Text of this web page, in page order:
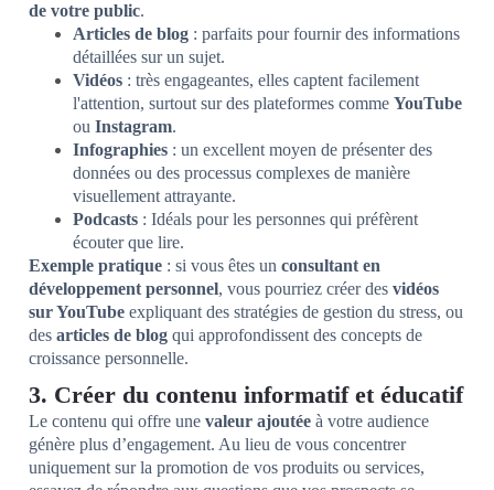
de votre public.
Articles de blog : parfaits pour fournir des informations
détaillées sur un sujet.
Vidéos : très engageantes, elles captent facilement
l'attention, surtout sur des plateformes comme YouTube
ou Instagram.
Infographies : un excellent moyen de présenter des
données ou des processus complexes de manière
visuellement attrayante.
Podcasts : Idéals pour les personnes qui préfèrent
écouter que lire.
Exemple pratique : si vous êtes un consultant en
développement personnel, vous pourriez créer des vidéos
sur YouTube expliquant des stratégies de gestion du stress, ou
des articles de blog qui approfondissent des concepts de
croissance personnelle.
3. Créer du contenu informatif et éducatif
Le contenu qui offre une valeur ajoutée à votre audience
génère plus d’engagement. Au lieu de vous concentrer
uniquement sur la promotion de vos produits ou services,